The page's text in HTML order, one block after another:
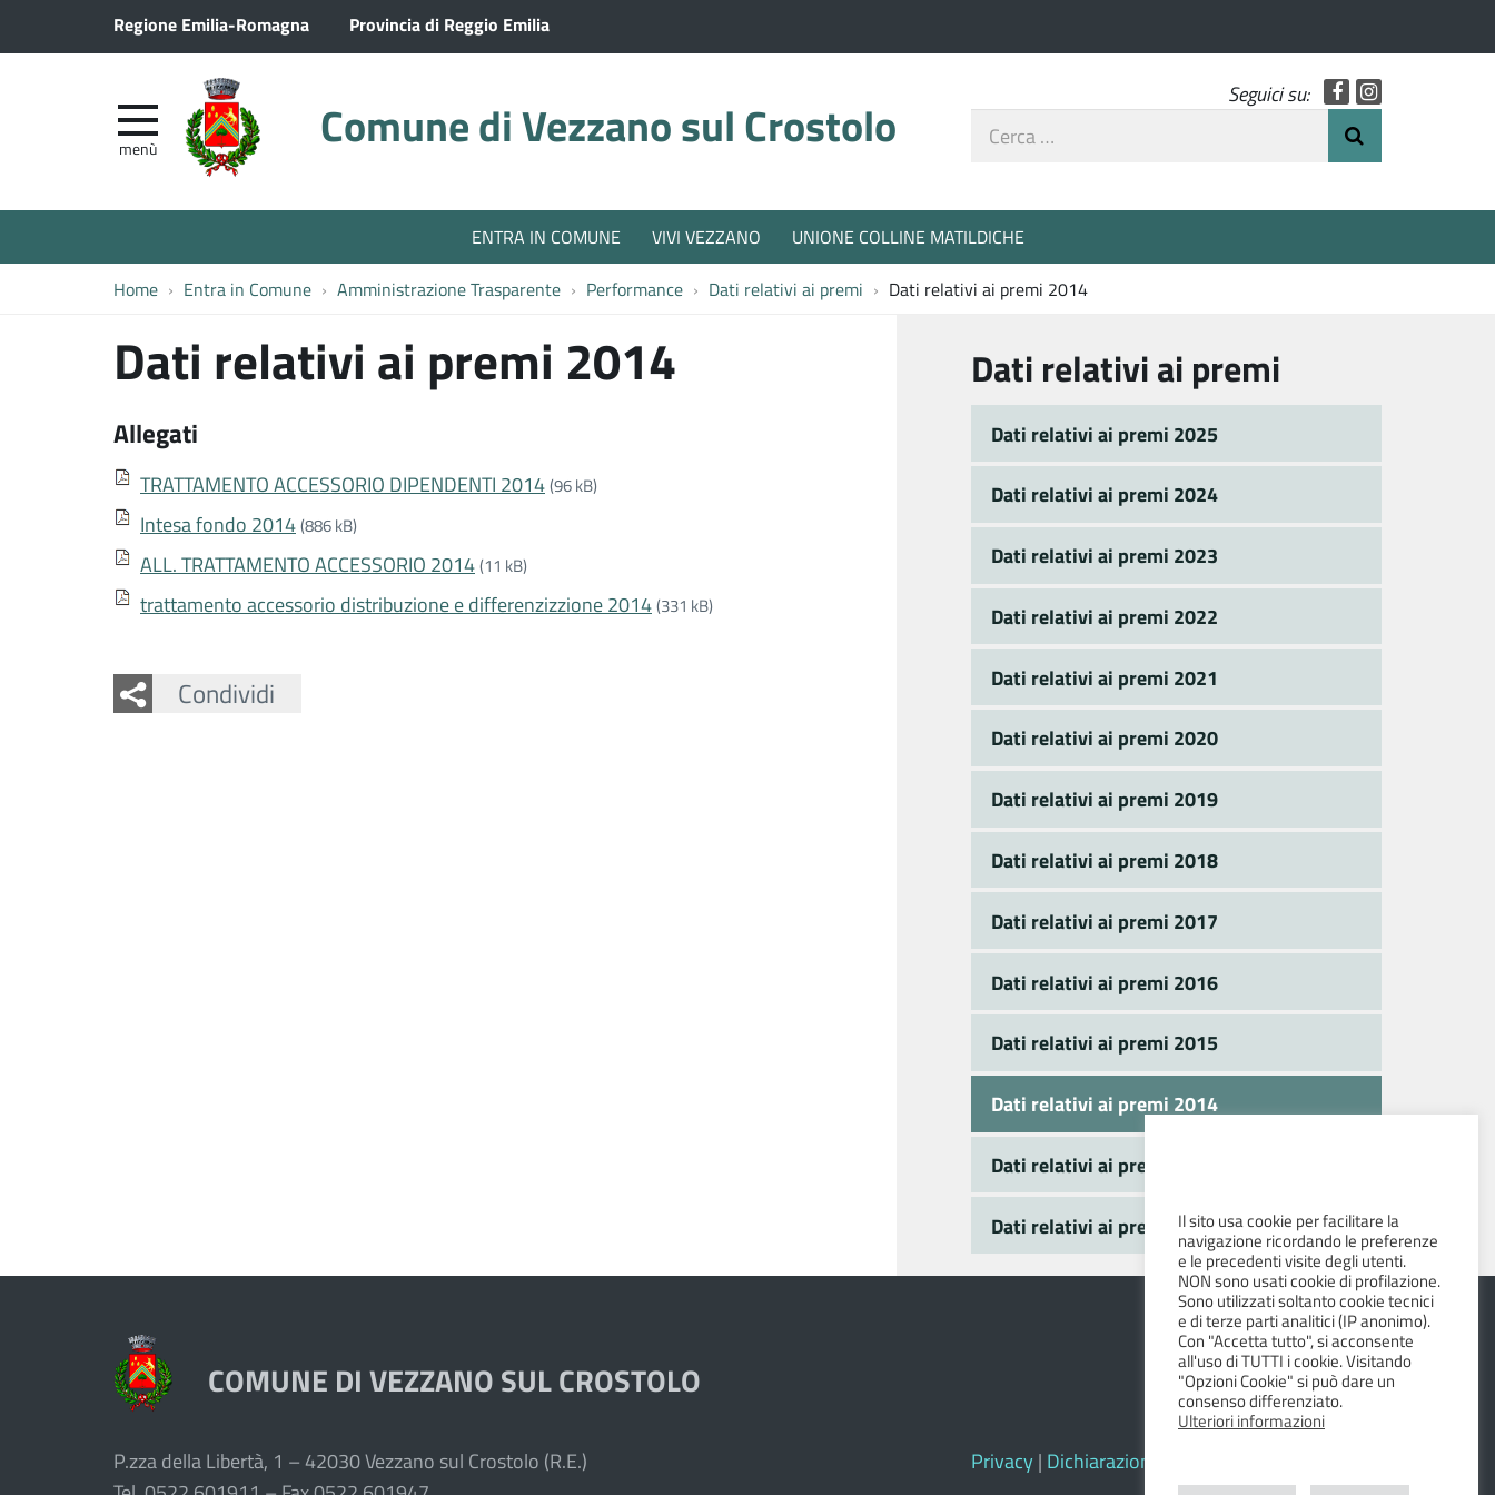
Regione Emilia-Romagna Provincia di Reggio Emilia
Comune di Vezzano sul Crostolo
menù
Seguici su: Facebook
Cerca
ENTRA IN COMUNE VIVI VEZZANO UNIONE COLLINE MATILDICHE
Home Entra in Comune Amministrazione Trasparente Performance Dati relativi ai premi Dati relativi ai premi 2014
Dati relativi ai premi 2014
Allegati
TRATTAMENTO ACCESSORIO DIPENDENTI 2014(96 kB)
Intesa fondo 2014(886 kB)
ALL. TRATTAMENTO ACCESSORIO 2014(11 kB)
trattamento accessorio distribuzione e differenzizzione 2014(331 kB)
Condividi
Facebook
Twitter
Whatsapp
Dati relativi ai premi
Dati relativi ai premi 2025
Dati relativi ai premi 2024
Dati relativi ai premi 2023
Dati relativi ai premi 2022
Dati relativi ai premi 2021
Dati relativi ai premi 2020
Dati relativi ai premi 2019
Dati relativi ai premi 2018
Dati relativi ai premi 2017
Dati relativi ai premi 2016
Dati relativi ai premi 2015
Dati relativi ai premi 2014
Dati relativi ai premi 2013
Dati relativi ai premi 2012
COMUNE DI VEZZANO SUL CROSTOLO
P.zza della Libertà, 1 – 42030 Vezzano sul Crostolo (R.E.)
Privacy | Dichiarazione di accessibilità e feedback
Il sito usa cookie per facilitare la
navigazione ricordando le preferenze
e le precedenti visite degli utenti.
NON sono usati cookie di profilazione.
Sono utilizzati soltanto cookie tecnici
e di terze parti analitici (IP anonimo).
Con "Accetta tutto", si acconsente
all'uso di TUTTI i cookie. Visitando
"Opzioni Cookie" si può dare un
consenso differenziato.
Ulteriori informazioni